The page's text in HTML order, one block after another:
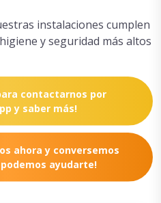
instalaciones cumplen
y seguridad más altos
contactarnos por
y saber más!
ahora y conversemos
ayudarte!